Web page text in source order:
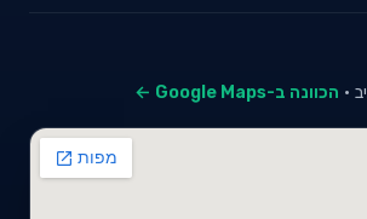
הכוונה ב-Google Maps ←